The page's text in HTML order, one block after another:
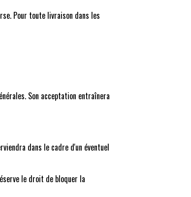
Pour toute livraison dans les
Son acceptation entraînera
dans le cadre d'un éventuel
le droit de bloquer la